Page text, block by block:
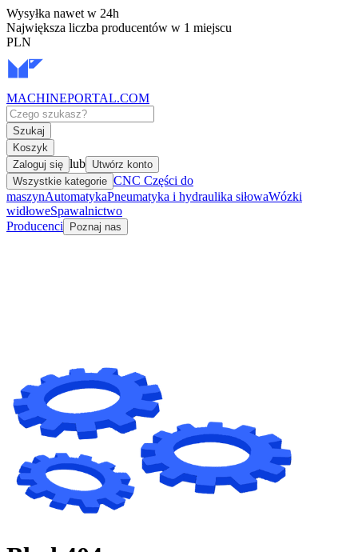
Wysyłka nawet w 24h
Największa liczba producentów w 1 miejscu
PLN
MACHINEPORTAL.COM
Szukaj
Koszyk
Zaloguj się lub Utwórz konto
Wszystkie kategorie CNC Części do
maszynAutomatykaPneumatyka i hydraulika siłowaWózki
widłoweSpawalnictwo
Producenci
Poznaj nas